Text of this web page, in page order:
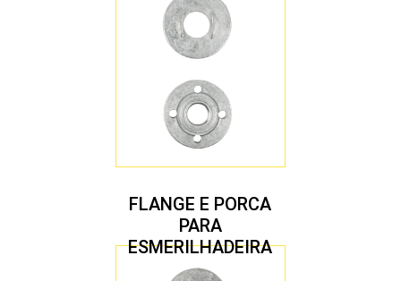
FLANGE E PORCA
PARA
ESMERILHADEIRA
4.1/2″ 22,23 MM